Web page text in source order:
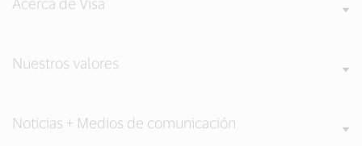
Nuestros valores
Noticias + Medios de comunicación